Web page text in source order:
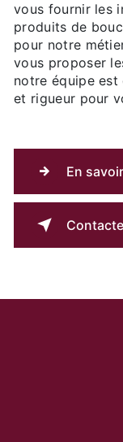
vous fournir les
produits de
pour notre
vous proposer
notre équipe
et rigueur pour
En